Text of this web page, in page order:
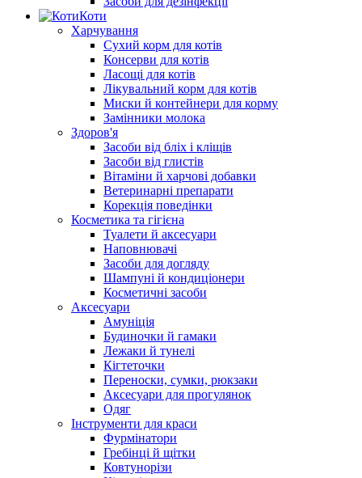
Коти
Харчування
Сухий корм для котів
Консерви для котів
Ласощі для котів
Лікувальний корм для котів
Миски й контейнери для корму
Замінники молока
Здоров'я
Засоби від бліх і кліщів
Засоби від глистів
Вітаміни й харчові добавки
Ветеринарні препарати
Корекція поведінки
Косметика та гігієна
Туалети й аксесуари
Наповнювачі
Засоби для догляду
Шампуні й кондиціонери
Косметичні засоби
Аксесуари
Амуніція
Будиночки й гамаки
Лежаки й тунелі
Кігтеточки
Переноски, сумки, рюкзаки
Аксесуари для прогулянок
Одяг
Інструменти для краси
Фурмінатори
Гребінці й щітки
Ковтунорізи